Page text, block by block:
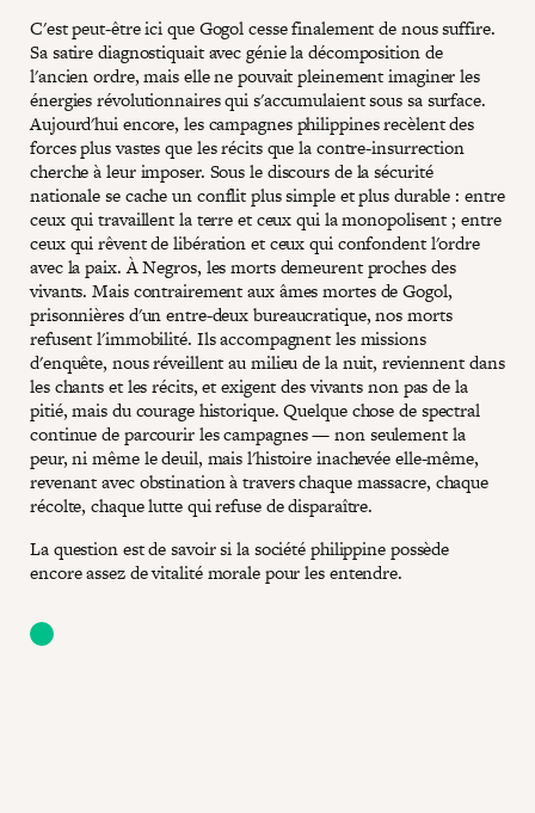
C'est peut-être ici que Gogol cesse finalement de nous suffire.
Sa satire diagnostiquait avec génie la décomposition de
l'ancien ordre, mais elle ne pouvait pleinement imaginer les
énergies révolutionnaires qui s'accumulaient sous sa surface.
Aujourd'hui encore, les campagnes philippines recèlent des
forces plus vastes que les récits que la contre-insurrection
cherche à leur imposer. Sous le discours de la sécurité
nationale se cache un conflit plus simple et plus durable : entre
ceux qui travaillent la terre et ceux qui la monopolisent ; entre
ceux qui rêvent de libération et ceux qui confondent l'ordre
avec la paix. À Negros, les morts demeurent proches des
vivants. Mais contrairement aux âmes mortes de Gogol,
prisonnières d'un entre-deux bureaucratique, nos morts
refusent l'immobilité. Ils accompagnent les missions
d'enquête, nous réveillent au milieu de la nuit, reviennent dans
les chants et les récits, et exigent des vivants non pas de la
pitié, mais du courage historique. Quelque chose de spectral
continue de parcourir les campagnes — non seulement la
peur, ni même le deuil, mais l'histoire inachevée elle-même,
revenant avec obstination à travers chaque massacre, chaque
récolte, chaque lutte qui refuse de disparaître.
La question est de savoir si la société philippine possède
encore assez de vitalité morale pour les entendre.